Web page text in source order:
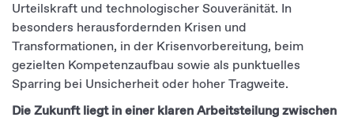
Urteilskraft und technologischer Souveränität. In
besonders herausfordernden Krisen und
Transformationen, in der Krisenvorbereitung, beim
gezielten Kompetenzaufbau sowie als punktuelles
Sparring bei Unsicherheit oder hoher Tragweite.
Die Zukunft liegt in einer klaren Arbeitsteilung zwischen